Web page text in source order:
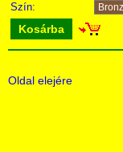
Szín:
Kosárba
Oldal elejére